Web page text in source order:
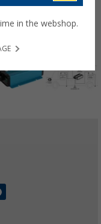
in the webshop.